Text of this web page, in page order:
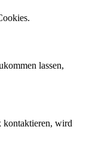
lassen,
kontaktieren, wird